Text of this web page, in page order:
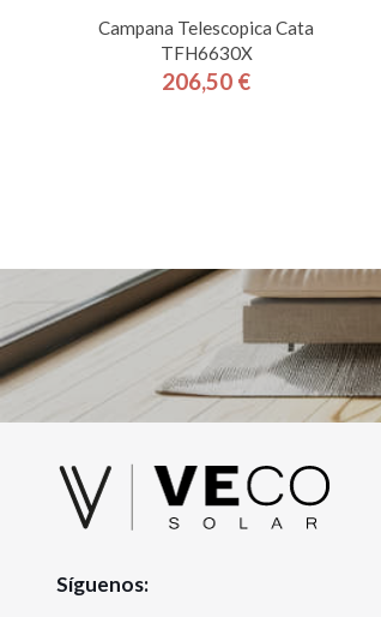
Campana Telescopica Cata
TFH6630X
Precio
206,50 €
Síguenos: